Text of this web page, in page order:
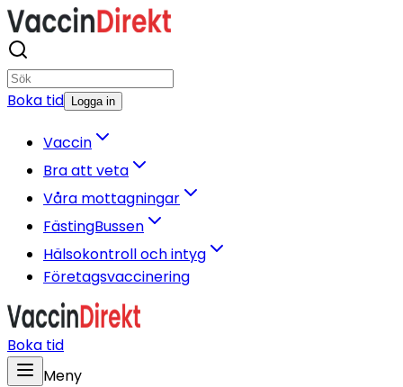
Boka tid Logga in
Vaccin
Bra att veta
Våra mottagningar
FästingBussen
Hälsokontroll och intyg
Företagsvaccinering
Boka tid
Meny